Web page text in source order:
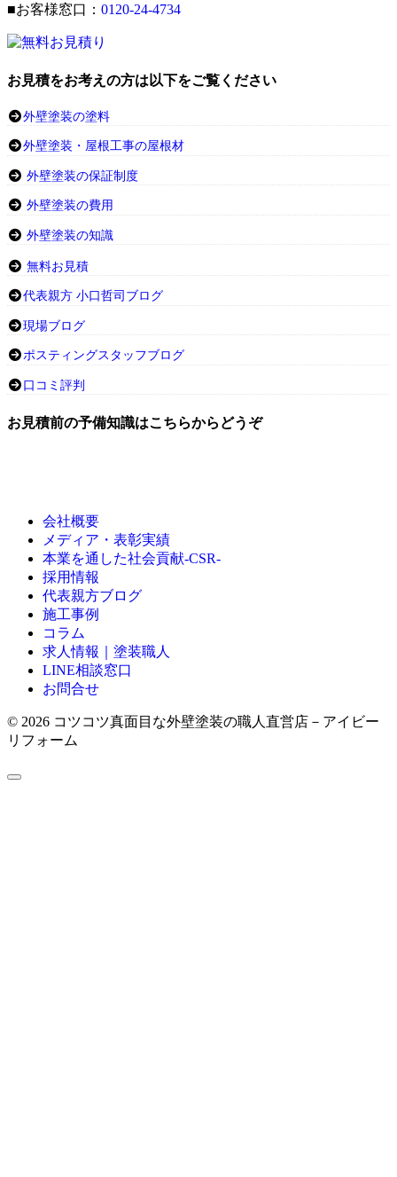
■お客様窓口： 0120-24-4734
お見積をお考えの方は以下をご覧ください
外壁塗装の塗料
外壁塗装・屋根工事の屋根材
外壁塗装の保証制度
外壁塗装の費用
外壁塗装の知識
無料お見積
代表親方 小口哲司ブログ
現場ブログ
ポスティングスタッフブログ
口コミ評判
お見積前の予備知識はこちらからどうぞ
会社概要
メディア・表彰実績
本業を通した社会貢献-CSR-
採用情報
代表親方ブログ
施工事例
コラム
求人情報｜塗装職人
LINE相談窓口
お問合せ
© 2026 コツコツ真面目な外壁塗装の職人直営店－アイビー
リフォーム